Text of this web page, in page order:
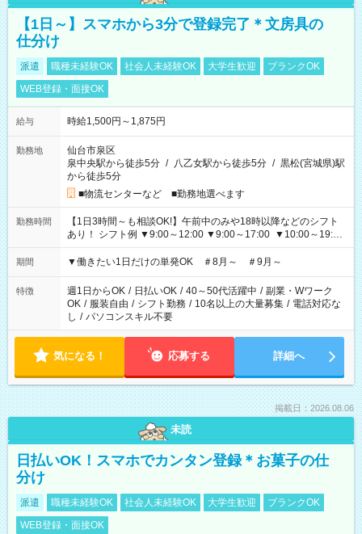
【1日～】スマホから3分で登録完了＊文房具の
仕分け
派遣 職種未経験OK 社会人未経験OK 大学生歓迎
ブランクOK
WEB登録・面接OK
給与 時給1,500円～1,875円
勤務地
仙台市泉区
泉中央駅から徒歩5分 / 八乙女駅から徒歩5分 / 黒松(宮城県)駅
から徒歩5分
■物流センターなど ■勤務地選べます
勤務時間
【1日3時間～も相談OK!】午前中のみや18時以降などのシフト
あり！ シフト例 ▼9:00～12:00 ▼9:00～17:00 ▼10:00～19:00
▼18:00～21:00
期間 ▼働きたい1日だけの単発OK ＃8月～ ＃9月～
特徴 週1日からOK / 日払いOK / 40～50代活躍中 / 副業・Wワーク
OK / 服装自由 / シフト勤務 / 10名以上の大量募集 / 電話対応な
し / パソコンスキル不要
気になる！ 応募する 詳細へ
掲載日：2026.08.06
未読
日払いOK！スマホでカンタン登録＊お菓子の仕
分け
派遣 職種未経験OK 社会人未経験OK 大学生歓迎
ブランクOK
WEB登録・面接OK